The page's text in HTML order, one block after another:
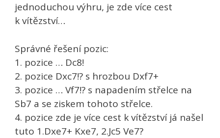
jednoduchou výhru, je zde více cest
k vítězství…
Správné řešení pozic:
1. pozice … Dc8!
2. pozice Dxc7!? s hrozbou Dxf7+
3. pozice … Vf7!? s napadením střelce na
Sb7 a se ziskem tohoto střelce.
4. pozice zde je více cest k vítězství já našel
tuto 1.Dxe7+ Kxe7, 2.Jc5 Ve7?